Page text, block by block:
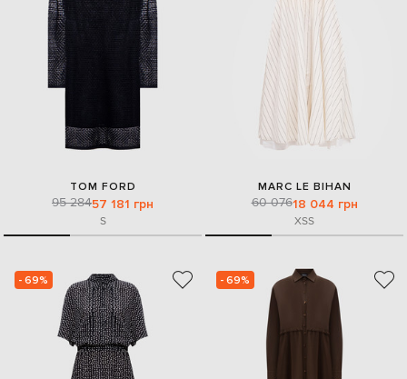
TOM FORD
95 28457 181 грн
S
MARC LE BIHAN
60 07618 044 грн
XSS
- 69% - 69%